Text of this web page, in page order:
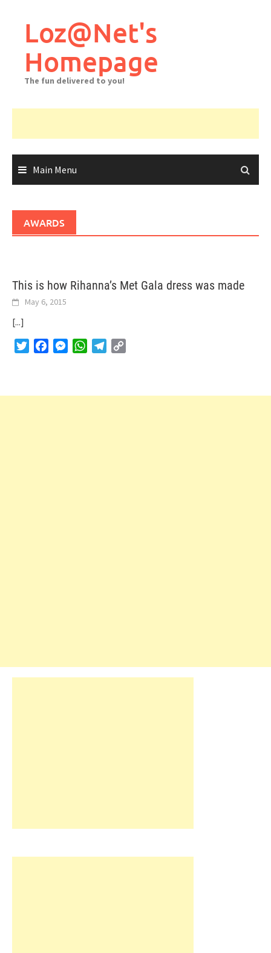
Loz@Net's
Homepage
The fun delivered to you!
Main Menu
AWARDS
This is how Rihanna’s Met Gala dress was made
May 6, 2015
[...]
TwitterFacebookMessengerWhatsAppTelegram